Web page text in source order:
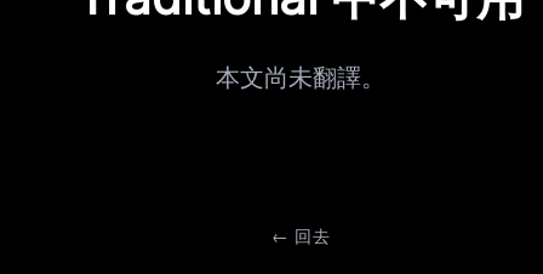
本文尚未翻譯。
← 回去